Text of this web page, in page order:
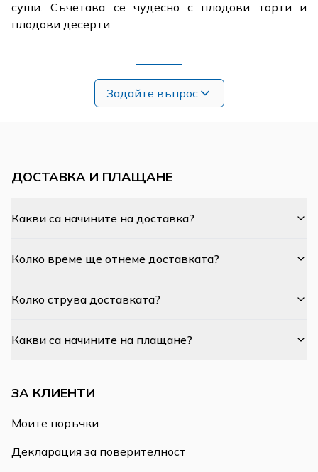
суши. Съчетава се чудесно с плодови торти и
плодови десерти
Задайте въпрос
ДОСТАВКА И ПЛАЩАНЕ
Какви са начините на доставка?
Колко време ще отнеме доставката?
Колко струва доставката?
Какви са начините на плащане?
ЗА КЛИЕНТИ
Моите поръчки
Декларация за поверителност